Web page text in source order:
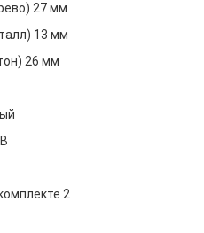
27 мм
13 мм
26 мм
2